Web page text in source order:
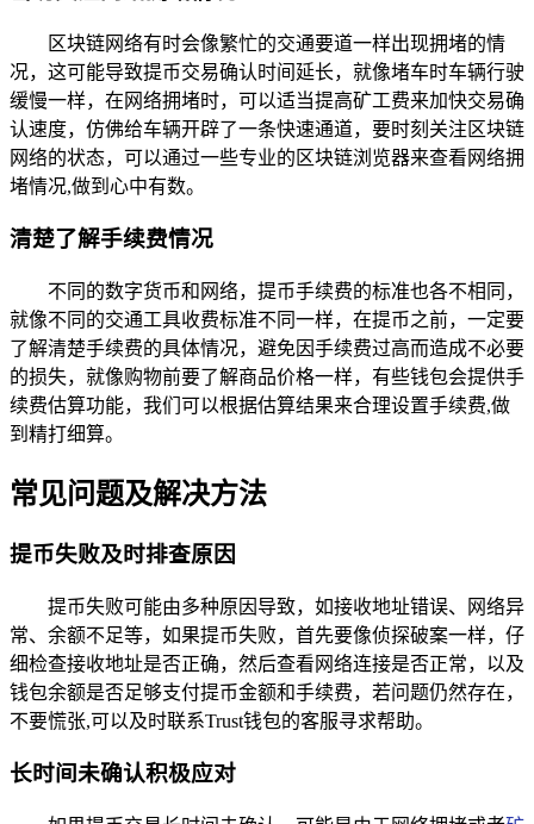
区块链网络有时会像繁忙的交通要道一样出现拥堵的情
况，这可能导致提币交易确认时间延长，就像堵车时车辆行驶
缓慢一样，在网络拥堵时，可以适当提高矿工费来加快交易确
认速度，仿佛给车辆开辟了一条快速通道，要时刻关注区块链
网络的状态，可以通过一些专业的区块链浏览器来查看网络拥
堵情况,做到心中有数。
清楚了解手续费情况
不同的数字货币和网络，提币手续费的标准也各不相同，
就像不同的交通工具收费标准不同一样，在提币之前，一定要
了解清楚手续费的具体情况，避免因手续费过高而造成不必要
的损失，就像购物前要了解商品价格一样，有些钱包会提供手
续费估算功能，我们可以根据估算结果来合理设置手续费,做
到精打细算。
常见问题及解决方法
提币失败及时排查原因
提币失败可能由多种原因导致，如接收地址错误、网络异
常、余额不足等，如果提币失败，首先要像侦探破案一样，仔
细检查接收地址是否正确，然后查看网络连接是否正常，以及
钱包余额是否足够支付提币金额和手续费，若问题仍然存在，
不要慌张,可以及时联系Trust钱包的客服寻求帮助。
长时间未确认积极应对